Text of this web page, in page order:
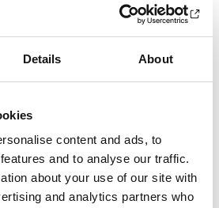
Details About
content and ads, to
and to analyse our traffic.
about your use of our site with
and analytics partners who
syntyperuste huomioon
mukaisiin
ja
on ratkaisussa
rinnastuvan. Kun
oikeuden arvion